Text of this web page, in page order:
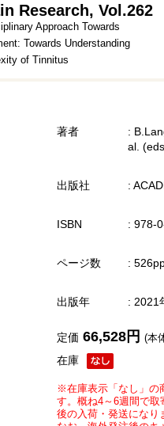
Research, Vol.262
Approach Towards
Towards Understanding
of Tinnitus
著者
:
al.
出版社 :
ISBN : 978-
ページ数 :
出版年 : 2021
在庫
定価 66,528円 (本
※在庫表示「なし」の
す。概ね4～6週間で
後の入荷・発送になり